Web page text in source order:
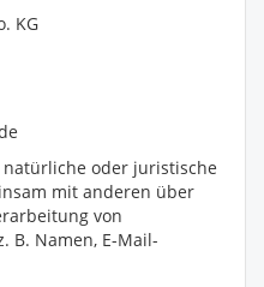
KG
oder juristische
mit anderen über
von
B. Namen, E-Mail-